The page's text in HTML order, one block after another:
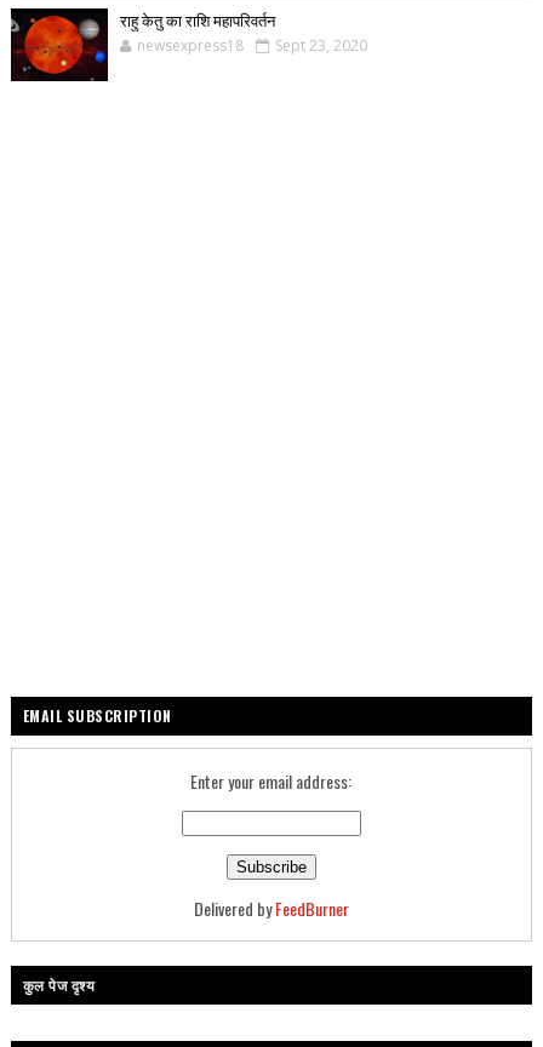
राहु केतु का राशि महापरिवर्तन
newsexpress18 Sept 23, 2020
EMAIL SUBSCRIPTION
Enter your email address:
Delivered byFeedBurner
कुल पेज दृश्य